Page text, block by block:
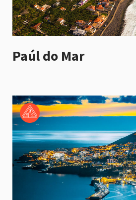
Paúl do Mar